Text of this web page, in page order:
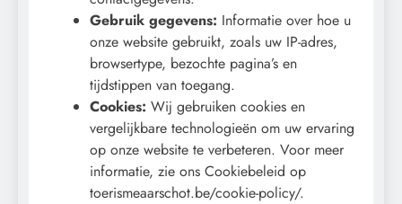
Gebruik gegevens: Informatie over hoe u
onze website gebruikt, zoals uw IP-adres,
browsertype, bezochte pagina’s en
tijdstippen van toegang.
Cookies: Wij gebruiken cookies en
vergelijkbare technologieën om uw ervaring
op onze website te verbeteren. Voor meer
informatie, zie ons Cookiebeleid op
toerismeaarschot.be/cookie-policy/.